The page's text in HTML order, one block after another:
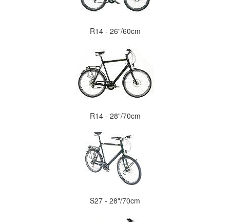
R14 - 26"/60cm
R14 - 28"/70cm
S27 - 28"/70cm